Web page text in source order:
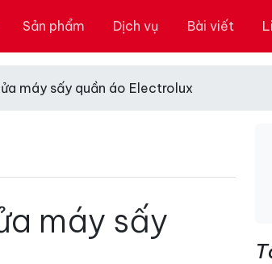
Sản phẩm Dịch vụ Bài viết
máy sấy quần áo Electrolux
máy sấy